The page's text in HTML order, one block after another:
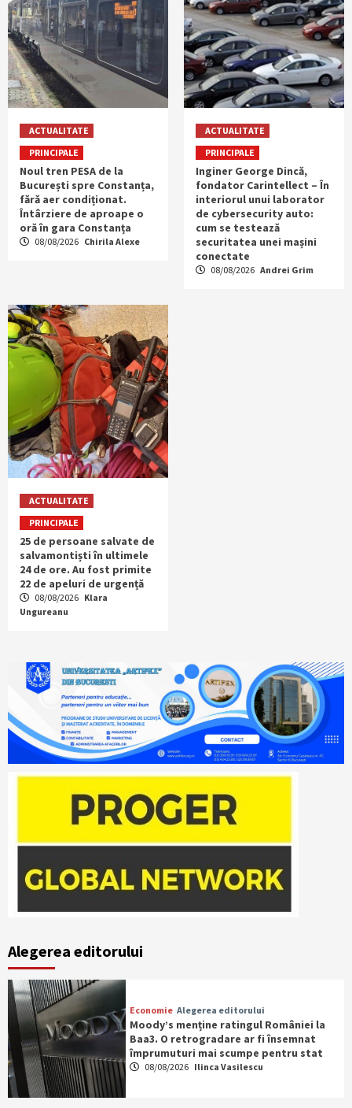
ACTUALITATE
PRINCIPALE
Noul tren PESA de la
București spre Constanța,
fără aer condiționat.
Întârziere de aproape o
oră în gara Constanța
08/08/2026 Chirila Alexe
ACTUALITATE
PRINCIPALE
Inginer George Dincă,
fondator Carintellect – În
interiorul unui laborator
de cybersecurity auto:
cum se testează
securitatea unei mașini
conectate
08/08/2026 Andrei Grim
ACTUALITATE
PRINCIPALE
25 de persoane salvate de
salvamontiști în ultimele
24 de ore. Au fost primite
22 de apeluri de urgență
08/08/2026 Klara
Ungureanu
Alegerea editorului
Economie Alegerea editorului
Moody’s menține ratingul României la
Baa3. O retrogradare ar fi însemnat
împrumuturi mai scumpe pentru stat
08/08/2026 Ilinca Vasilescu